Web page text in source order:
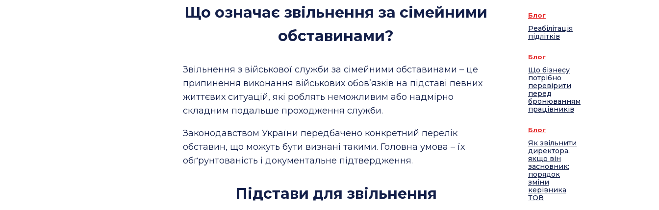
Що означає звільнення за сімейними
обставинами?
Звільнення з військової служби за сімейними обставинами – це
припинення виконання військових обов’язків на підставі певних
життєвих ситуацій, які роблять неможливим або надмірно
складним подальше проходження служби.
Законодавством України передбачено конкретний перелік
обставин, що можуть бути визнані такими. Головна умова – їх
обґрунтованість і документальне підтвердження.
Підстави для звільнення
Блог
Реабілітація
підлітків
Блог
Що бізнесу
потрібно
перевірити
перед
бронюванням
працівників
Блог
Як звільнити
директора,
якщо він
засновник:
порядок
зміни
керівника
ТОВ